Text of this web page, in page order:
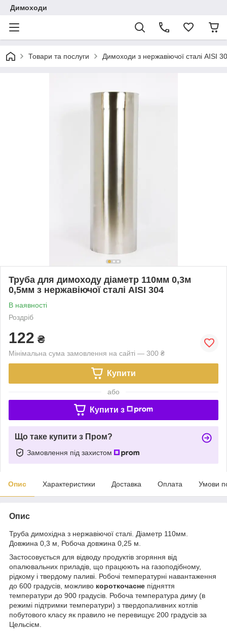
Димоходи
Товари та послуги Димоходи з нержавіючої сталі
Труба для димоходу діаметр 110мм 0,3м
0,5мм з нержавіючої сталі AISI 304
В наявності
Роздріб
122 ₴
Мінімальна сума замовлення на сайті — 300 ₴
Купити
або
Купити з
Що таке купити з Пром?
Замовлення під захистом
Опис Характеристики Доставка Оплата Умови
Опис
Труба димохідна з нержавіючої сталі. Діаметр 110мм.
Довжина 0,3 м, Робоча довжина 0,25 м.
Застосовується для відводу продуктів згоряння від
опалювальних приладів, що працюють на газоподібному,
рідкому і твердому паливі. Робочі температурні навантаження
до 600 градусів, можливо короткочасне підняття
температури до 900 градусів. Робоча температура диму (в
режимі підтримки температури) з твердопаливних котлів
побутового класу як правило не перевищує 200 градусів за
Цельсієм.